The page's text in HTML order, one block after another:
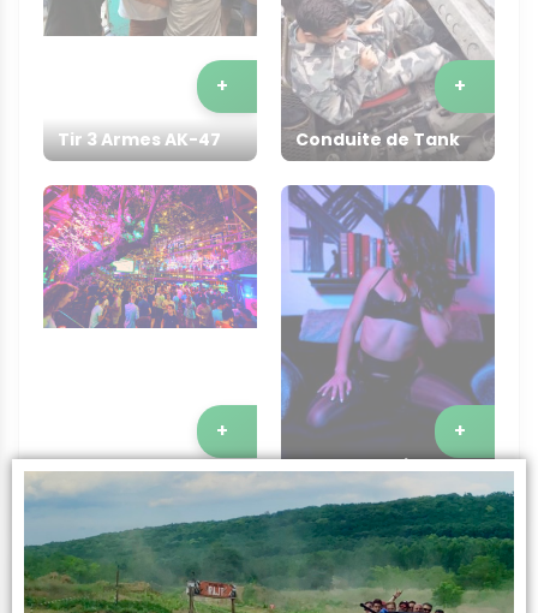
Tir 3 Armes AK-47
+
Conduite de Tank
+
Tournée des Bars
+
Show de Striptease
à Domicile
+
Infos sur l’activité